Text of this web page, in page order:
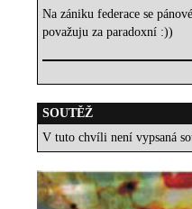
Na zániku federace se
považuju za paradoxní :))
SOUTĚŽ
V tuto chvíli není vypsaná